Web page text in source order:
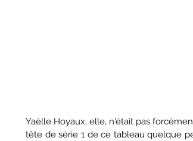
Yaëlle Hoyaux, elle, n'était pas
tête de série 1 de ce tableau quelque